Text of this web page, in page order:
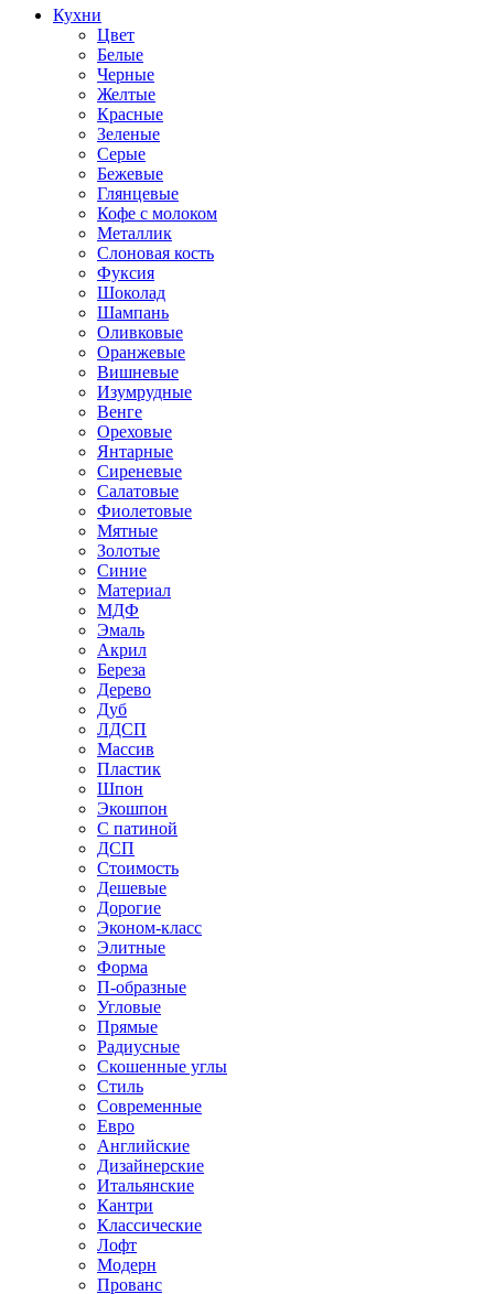
Кухни
Цвет
Белые
Черные
Желтые
Красные
Зеленые
Серые
Бежевые
Глянцевые
Кофе с молоком
Металлик
Слоновая кость
Фуксия
Шоколад
Шампань
Оливковые
Оранжевые
Вишневые
Изумрудные
Венге
Ореховые
Янтарные
Сиреневые
Салатовые
Фиолетовые
Мятные
Золотые
Синие
Материал
МДФ
Эмаль
Акрил
Береза
Дерево
Дуб
ЛДСП
Массив
Пластик
Шпон
Экошпон
С патиной
ДСП
Стоимость
Дешевые
Дорогие
Эконом-класс
Элитные
Форма
П-образные
Угловые
Прямые
Радиусные
Скошенные углы
Стиль
Современные
Евро
Английские
Дизайнерские
Итальянские
Кантри
Классические
Лофт
Модерн
Прованс